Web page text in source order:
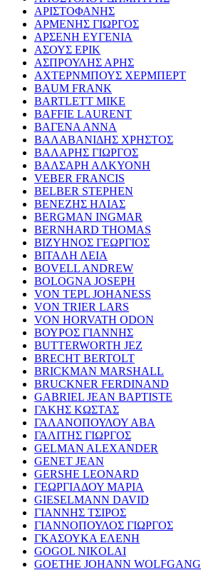
ΑΡΙΣΤΟΦΑΝΗΣ
ΑΡΜΕΝΗΣ ΓΙΩΡΓΟΣ
ΑΡΣΕΝΗ ΕΥΓΕΝΙΑ
ΑΣΟΥΣ ΕΡΙΚ
ΑΣΠΡΟΥΛΗΣ ΑΡΗΣ
ΑΧΤΕΡΝΜΠΟΥΣ ΧΕΡΜΠΕΡΤ
BAUM FRANK
BARTLETT MIKE
BAFFIE LAURENT
ΒΑΓΕΝΑ ΑΝΝΑ
ΒΑΛΑΒΑΝΙΔΗΣ ΧΡΗΣΤΟΣ
ΒΑΛΑΡΗΣ ΓΙΩΡΓΟΣ
ΒΑΛΣΑΡΗ ΑΛΚΥΟΝΗ
VEBER FRANCIS
BELBER STEPHEN
ΒΕΝΕΖΗΣ ΗΛΙΑΣ
BERGMAN INGMAR
BERNHARD THOMAS
ΒΙΖΥΗΝΟΣ ΓΕΩΡΓΙΟΣ
ΒΙΤΑΛΗ ΛΕΙΑ
BOVELL ANDREW
BOLOGNA JOSEPH
VON TEPL JOHANESS
VON TRIER LARS
VON HORVATH ODON
ΒΟΥΡΟΣ ΓΙΑΝΝΗΣ
BUTTERWORTH JEZ
BRECHT BERTOLT
BRICKMAN MARSHALL
BRUCKNER FERDINAND
GABRIEL JEAN BAPTISTE
ΓΑΚΗΣ ΚΩΣΤΑΣ
ΓΑΛΑΝΟΠΟΥΛΟΥ ΑΒΑ
ΓΑΛΙΤΗΣ ΓΙΩΡΓΟΣ
GELMAN ALEXANDER
GENET JEAN
GERSHE LEONARD
ΓΕΩΡΓΙΑΔΟΥ ΜΑΡΙΑ
GIESELMANN DAVID
ΓΙΑΝΝΗΣ ΤΣΙΡΟΣ
ΓΙΑΝΝΟΠΟΥΛΟΣ ΓΙΩΡΓΟΣ
ΓΚΑΣΟΥΚΑ ΕΛΕΝΗ
GOGOL NIKOLAI
GOETHE JOHANN WOLFGANG